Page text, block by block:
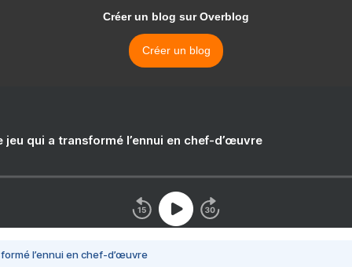
Créer un blog sur Overblog
Créer un blog
jeu qui a transformé l’ennui en chef-d’œuvre
l’ennui en chef-d’œuvre